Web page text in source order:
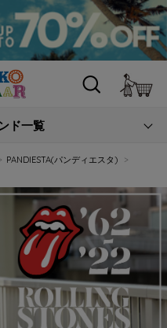
ド一覧
PANDIESTA(パンディエスタ)